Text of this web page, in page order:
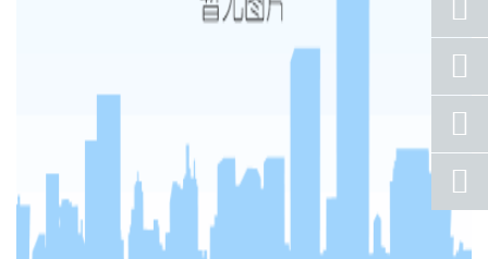
座机
号码
手机
号码
qq
联系
顶部